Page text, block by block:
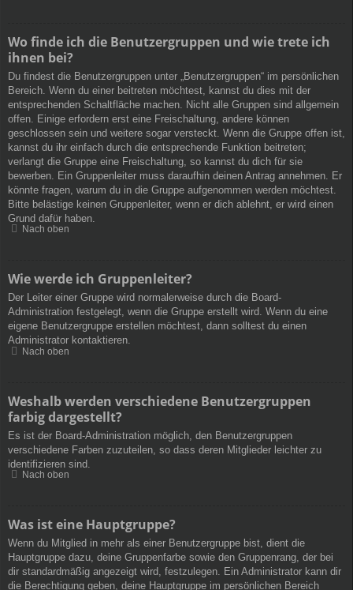
Wo finde ich die Benutzergruppen und wie trete ich
ihnen bei?
Du findest die Benutzergruppen unter „Benutzergruppen“ im persönlichen
Bereich. Wenn du einer beitreten möchtest, kannst du dies mit der
entsprechenden Schaltfläche machen. Nicht alle Gruppen sind allgemein
offen. Einige erfordern erst eine Freischaltung, andere können
geschlossen sein und weitere sogar versteckt. Wenn die Gruppe offen ist,
kannst du ihr einfach durch die entsprechende Funktion beitreten;
verlangt die Gruppe eine Freischaltung, so kannst du dich für sie
bewerben. Ein Gruppenleiter muss daraufhin deinen Antrag annehmen. Er
könnte fragen, warum du in die Gruppe aufgenommen werden möchtest.
Bitte belästige keinen Gruppenleiter, wenn er dich ablehnt, er wird einen
Grund dafür haben.
Nach oben
Wie werde ich Gruppenleiter?
Der Leiter einer Gruppe wird normalerweise durch die Board-
Administration festgelegt, wenn die Gruppe erstellt wird. Wenn du eine
eigene Benutzergruppe erstellen möchtest, dann solltest du einen
Administrator kontaktieren.
Nach oben
Weshalb werden verschiedene Benutzergruppen
farbig dargestellt?
Es ist der Board-Administration möglich, den Benutzergruppen
verschiedene Farben zuzuteilen, so dass deren Mitglieder leichter zu
identifizieren sind.
Nach oben
Was ist eine Hauptgruppe?
Wenn du Mitglied in mehr als einer Benutzergruppe bist, dient die
Hauptgruppe dazu, deine Gruppenfarbe sowie den Gruppenrang, der bei
dir standardmäßig angezeigt wird, festzulegen. Ein Administrator kann dir
die Berechtigung geben, deine Hauptgruppe im persönlichen Bereich